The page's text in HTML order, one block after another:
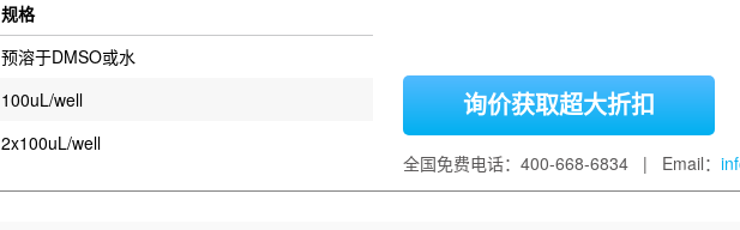
规格
预溶于DMSO或水
100uL/well
2x100uL/well
询价获取超大折扣
全国免费电话：400-668-6834 | Email：